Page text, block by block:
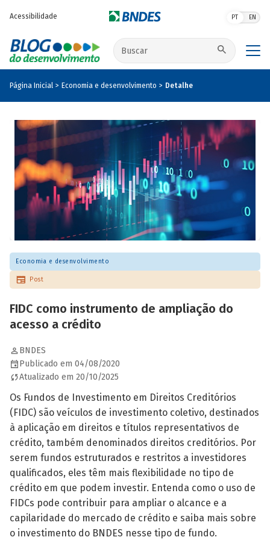
Acessibilidade PT EN
Buscar no site
Página Inicial Economia e desenvolvimento Detalhe
Economia e desenvolvimento
Post
FIDC como instrumento de ampliação do
acesso a crédito
BNDES
Publicado em 04/08/2020
Atualizado em 20/10/2025
Os Fundos de Investimento em Direitos Creditórios
(FIDC) são veículos de investimento coletivo, destinados
à aplicação em direitos e títulos representativos de
crédito, também denominados direitos creditórios. Por
serem fundos estruturados e restritos a investidores
qualificados, eles têm mais flexibilidade no tipo de
crédito em que podem investir. Entenda como o uso de
FIDCs pode contribuir para ampliar o alcance e a
capilaridade do mercado de crédito e saiba mais sobre
o investimento do BNDES nesse tipo de fundo.